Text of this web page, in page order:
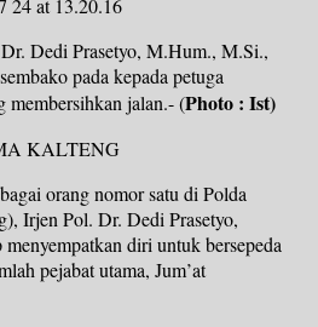
Dedi Prasetyo, M.Hum., M.Si.,
pada kepada petuga
membersihkan jalan.- (Photo : Ist)
KALTENG
orang nomor satu di Polda
Irjen Pol. Dr. Dedi Prasetyo,
diri untuk bersepeda
pejabat utama, Jum’at